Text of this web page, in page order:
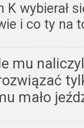
K wybierał
i co ty na
mu
mało